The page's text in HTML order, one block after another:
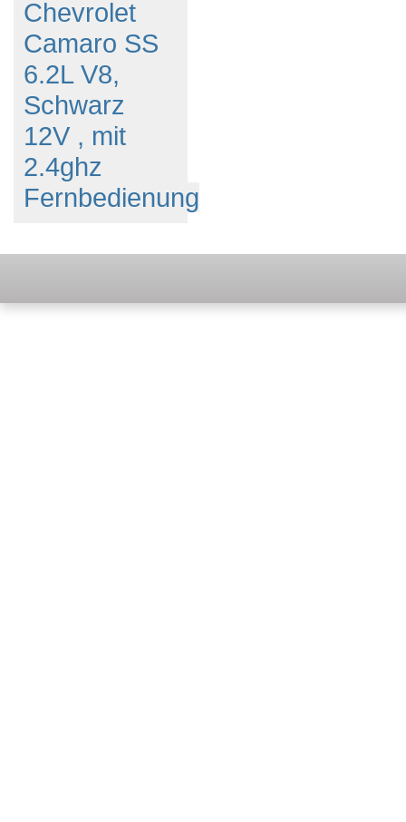
Chevrolet
Camaro SS
6.2L V8,
Schwarz
12V , mit
2.4ghz
Fernbedienung